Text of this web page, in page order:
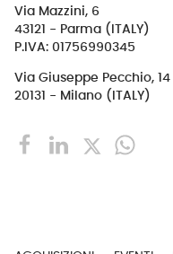
Via Mazzini, 6
43121 - Parma (ITALY)
P.IVA: 01756990345
Via Giuseppe Pecchio, 14
20131 - Milano (ITALY)